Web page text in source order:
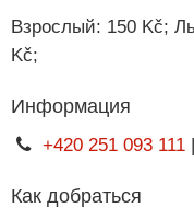
Взрослый: 150 Kč;
Kč;
Информация
+420 251 093 111|
Как добраться